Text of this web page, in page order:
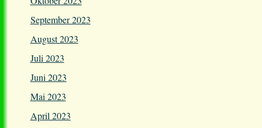
September 2023
August 2023
Juli 2023
Juni 2023
Mai 2023
April 2023